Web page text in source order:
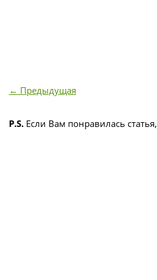
← Предыдущая
P.S. Если Вам понравилась статья,